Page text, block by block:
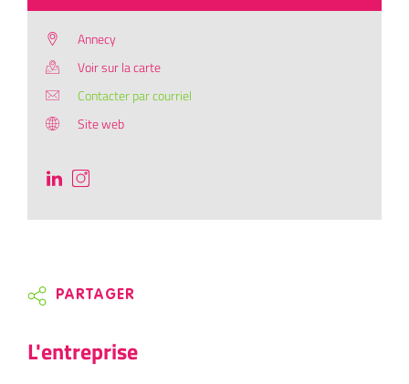
PARTAGER
L'entreprise
Annecy
Voir sur la carte
Contacter par courriel
Site web